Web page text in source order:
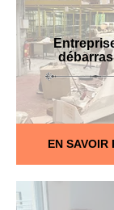
EN SAVOIR